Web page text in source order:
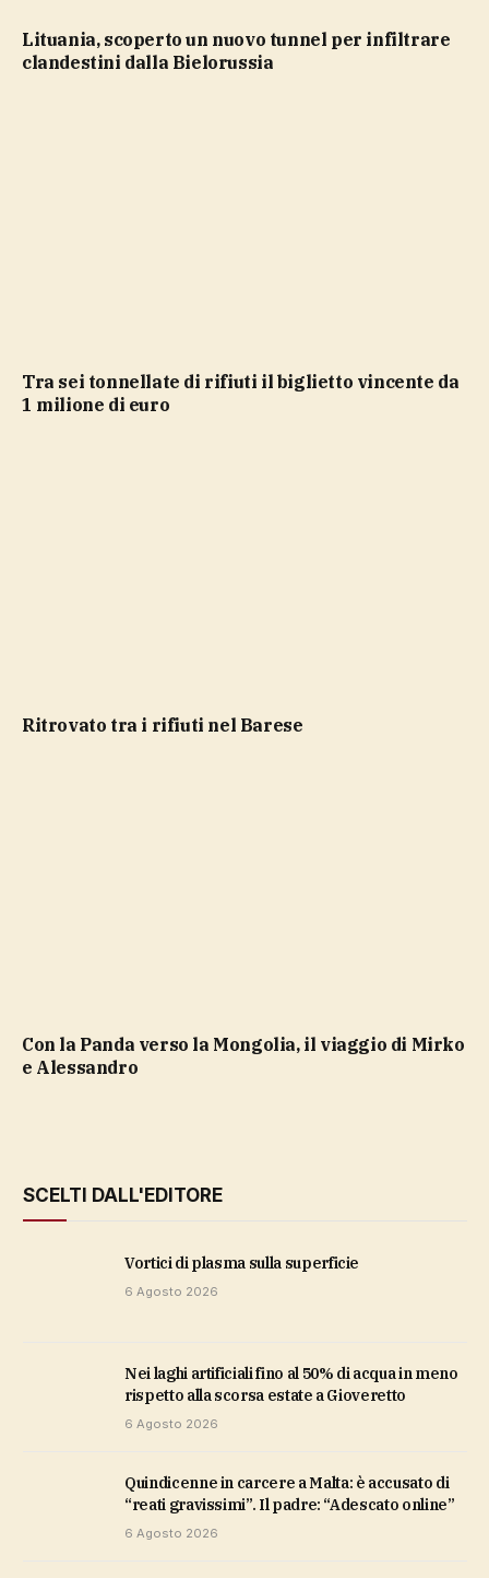
Lituania, scoperto un nuovo tunnel per infiltrare
clandestini dalla Bielorussia
Tra sei tonnellate di rifiuti il biglietto vincente da
1 milione di euro
ritrovato tra i rifiuti nel Barese
Con la Panda verso la Mongolia, il viaggio di Mirko
e Alessandro
SCELTI DALL'EDITORE
vortici di plasma sulla superficie
6 Agosto 2026
Nei laghi artificiali fino al 50% di acqua in meno
rispetto alla scorsa estate a Gioveretto
6 Agosto 2026
Quindicenne in carcere a Malta: è accusato di
“reati gravissimi”. Il padre: “Adescato online”
6 Agosto 2026